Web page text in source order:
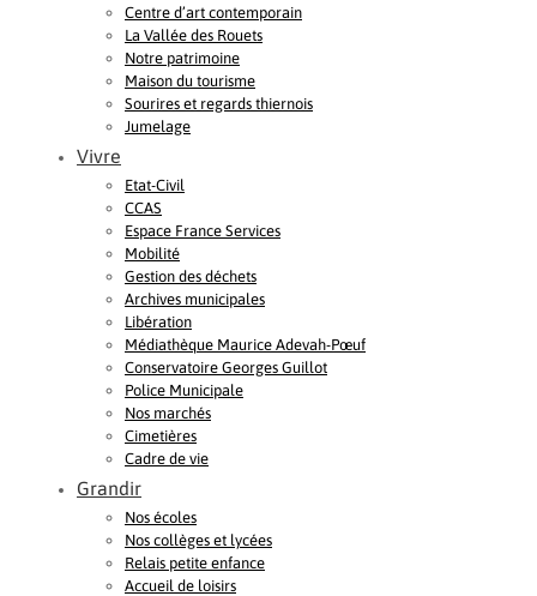
Centre d’art contemporain
La Vallée des Rouets
Notre patrimoine
Maison du tourisme
Sourires et regards thiernois
Jumelage
Vivre
Etat-Civil
CCAS
Espace France Services
Mobilité
Gestion des déchets
Archives municipales
Libération
Médiathèque Maurice Adevah-Pœuf
Conservatoire Georges Guillot
Police Municipale
Nos marchés
Cimetières
Cadre de vie
Grandir
Nos écoles
Nos collèges et lycées
Relais petite enfance
Accueil de loisirs